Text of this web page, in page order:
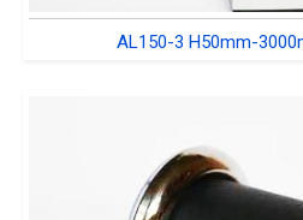
AL150-3 H50mm-